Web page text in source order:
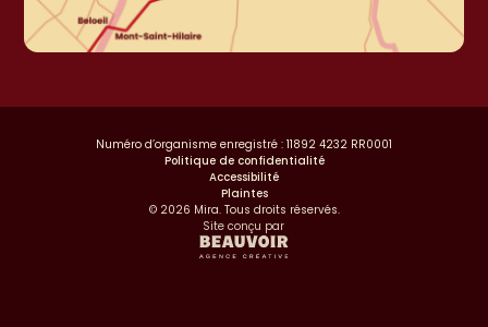
Numéro d’organisme enregistré : 11892 4232 RR0001
Politique de confidentialité
Accessibilité
Plaintes
© 2026 Mira. Tous droits réservés.
Site conçu par